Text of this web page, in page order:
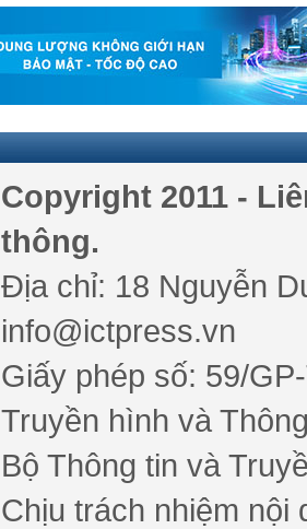
Copyright 2011 -
thông.
Địa chỉ: 18 Nguyễn
info@ictpress.vn
Giấy phép số: 59/
Truyền hình và
Bộ Thông tin và
Chịu trách nhiệm nội